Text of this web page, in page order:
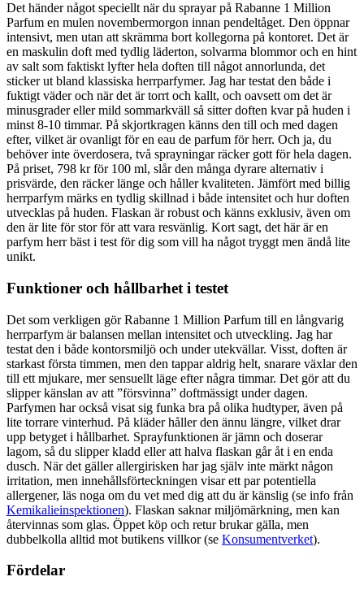
Det händer något speciellt när du sprayar på Rabanne 1 Million
Parfum en mulen novembermorgon innan pendeltåget. Den öppnar
intensivt, men utan att skrämma bort kollegorna på kontoret. Det är
en maskulin doft med tydlig läderton, solvarma blommor och en hint
av salt som faktiskt lyfter hela doften till något annorlunda, det
sticker ut bland klassiska herrparfymer. Jag har testat den både i
fuktigt väder och när det är torrt och kallt, och oavsett om det är
minusgrader eller mild sommarkväll så sitter doften kvar på huden i
minst 8-10 timmar. På skjortkragen känns den till och med dagen
efter, vilket är ovanligt för en eau de parfum för herr. Och ja, du
behöver inte överdosera, två sprayningar räcker gott för hela dagen.
På priset, 798 kr för 100 ml, slår den många dyrare alternativ i
prisvärde, den räcker länge och håller kvaliteten. Jämfört med billig
herrparfym märks en tydlig skillnad i både intensitet och hur doften
utvecklas på huden. Flaskan är robust och känns exklusiv, även om
den är lite för stor för att vara resvänlig. Kort sagt, det här är en
parfym herr bäst i test för dig som vill ha något tryggt men ändå lite
unikt.
Funktioner och hållbarhet i testet
Det som verkligen gör Rabanne 1 Million Parfum till en långvarig
herrparfym är balansen mellan intensitet och utveckling. Jag har
testat den i både kontorsmiljö och under utekvällar. Visst, doften är
starkast första timmen, men den tappar aldrig helt, snarare växlar den
till ett mjukare, mer sensuellt läge efter några timmar. Det gör att du
slipper känslan av att ”försvinna” doftmässigt under dagen.
Parfymen har också visat sig funka bra på olika hudtyper, även på
lite torrare vinterhud. På kläder håller den ännu längre, vilket drar
upp betyget i hållbarhet. Sprayfunktionen är jämn och doserar
lagom, så du slipper kladd eller att halva flaskan går åt i en enda
dusch. När det gäller allergirisken har jag själv inte märkt någon
irritation, men innehållsförteckningen visar ett par potentiella
allergener, läs noga om du vet med dig att du är känslig (se info från
Kemikalieinspektionen). Flaskan saknar miljömärkning, men kan
återvinnas som glas. Öppet köp och retur brukar gälla, men
dubbelkolla alltid mot butikens villkor (se Konsumentverket).
Fördelar